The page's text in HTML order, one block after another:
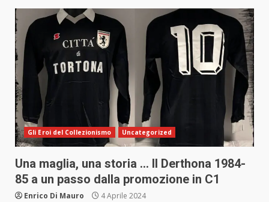
Gli Eroi del Collezionismo Uncategorized
Una maglia, una storia … Il Derthona 1984-
85 a un passo dalla promozione in C1
Enrico Di Mauro 4 Aprile 2024